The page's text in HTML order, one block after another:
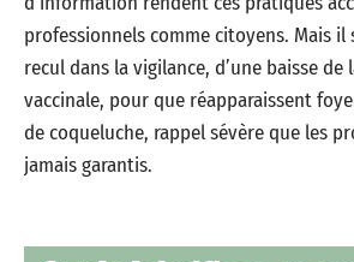
professionnels comme citoyens. Mais il
recul dans la vigilance, d’une baisse
vaccinale, pour que réapparaissent
de coqueluche, rappel sévère que les
jamais garantis.